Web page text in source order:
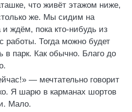
что живёт этажом ниже,
же. Мы сидим на
ждём, пока кто-нибудь из
работы. Тогда можно будет
в парк. Как обычно. Благо до
— мечтательно говорит
Я шарю в карманах шортов
Мало.